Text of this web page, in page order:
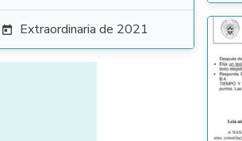
 Extraordinaria de 2021